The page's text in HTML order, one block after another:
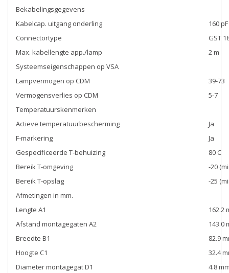
Bekabelingsgegevens
Kabelcap. uitgang onderling
160 pF
Connectortype
GST
Max. kabellengte app./lamp
2 m
Systeemseigenschappen op VSA
Lampvermogen op CDM
39-73
Vermogensverlies op CDM
5-7
Temperatuurskenmerken
Actieve temperatuurbescherming
Ja
F-markering
Ja
Gespecificeerde T-behuizing
80 C
Bereik T-omgeving
-20
Bereik T-opslag
-25
Afmetingen in mm.
Lengte A1
162.2
Afstand montagegaten A2
143.0
Breedte B1
82.9
Hoogte C1
32.4
Diameter montagegat D1
4.8